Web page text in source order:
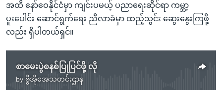
အထိ နော်ဝေနိုင်ငံမှာ ကျင်းပမယ့် ပညာရေးဆိုင်ရာ ကမ္ဘာ့
ပူးပေါင်း ဆောင်ရွက်ရေး ညီလာခံမှာ ထည့်သွင်း ဆွေးနွေးကြဖို့
လည်း ရှိပါတယ်ရှင်။
စာမေးပွဲစနစ်ပြုပြင်ဖို့ လို
by ဗွီအိုအေသတင်းဌာန
No media source currently available